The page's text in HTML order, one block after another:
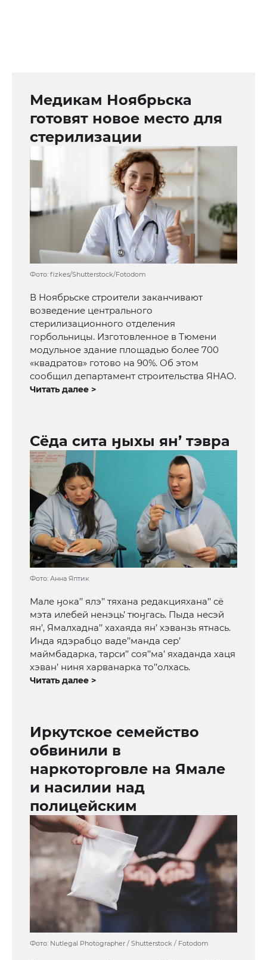
Медикам Ноябрьска
готовят новое место для
стерилизации
Фото: fizkes/Shutterstock/Fotodom
В Ноябрьске строители заканчивают
возведение центрального
стерилизационного отделения
горбольницы. Изготовленное в Тюмени
модульное здание площадью более 700
«квадратов» готово на 90%. Об этом
сообщил департамент строительства ЯНАО.
Читать далее >
Сёда сита ӈыхы ян’ тэвра
Фото: Анна Яптик
Мале ӈока’’ ялэ’’ тяхана редакцияхана’’ сё
мэта илебей ненэць’ тюӈгась. Пыда несэй
ян’, Ямалхадна’’ хахаяда ян’ хэванзь ятнась.
Инда ядэрабцо ваде’’манда сер’
маймбадарка, тарси’’ соя’’ма’ яхаданда хаця
хэван’ ниня харванарка то’’олхась.
Читать далее >
Иркутское семейство
обвинили в
наркоторговле на Ямале
и насилии над
полицейским
Фото: Nutlegal Photographer / Shutterstock / Fotodom